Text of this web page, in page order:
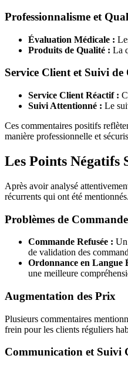
Professionnalisme et
Évaluation Médicale :
Produits de Qualité : La
Service Client et Suivi de
Service Client Réactif :
Suivi Attentionné : Le
Ces commentaires positifs
manière professionnelle et
Les Points Négatifs
Après avoir analysé
récurrents qui ont été
Problèmes de Commande
Commande Refusée : Un
de validation des
Ordonnance en Langue
une meilleure
Augmentation des Prix
Plusieurs commentaires
frein pour les clients réguliers
Communication et Suivi